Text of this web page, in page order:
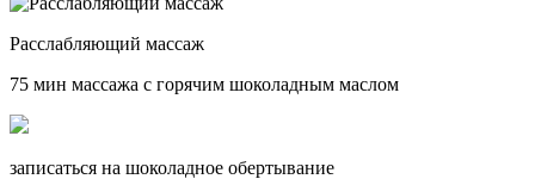
Расслабляющий массаж
75 мин массажа с горячим шоколадным маслом
записаться на шоколадное обертывание